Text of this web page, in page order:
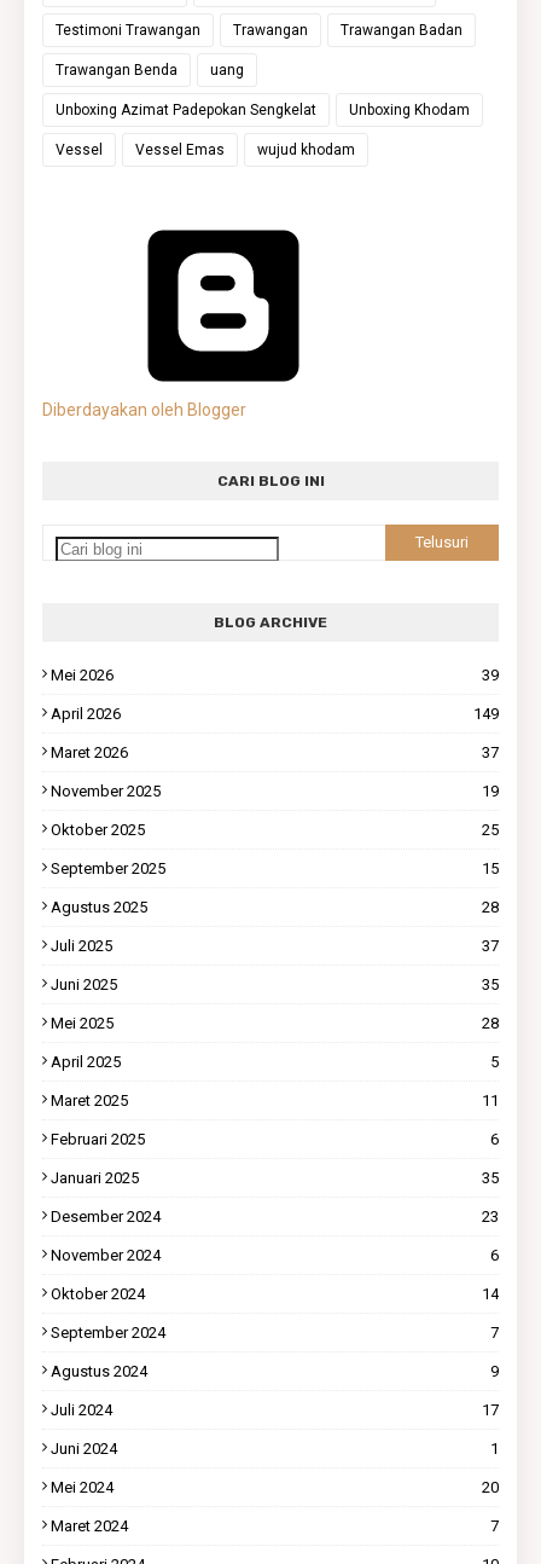
Testimoni Trawangan Trawangan Trawangan Badan
Trawangan Benda uang
Unboxing Azimat Padepokan Sengkelat Unboxing Khodam
Vessel Vessel Emas wujud khodam
Diberdayakan oleh Blogger
CARI BLOG INI
BLOG ARCHIVE
Mei 2026 39
April 2026 149
Maret 2026 37
November 2025 19
Oktober 2025 25
September 2025 15
Agustus 2025 28
Juli 2025 37
Juni 2025 35
Mei 2025 28
April 2025 5
Maret 2025 11
Februari 2025 6
Januari 2025 35
Desember 2024 23
November 2024 6
Oktober 2024 14
September 2024 7
Agustus 2024 9
Juli 2024 17
Juni 2024 1
Mei 2024 20
Maret 2024 7